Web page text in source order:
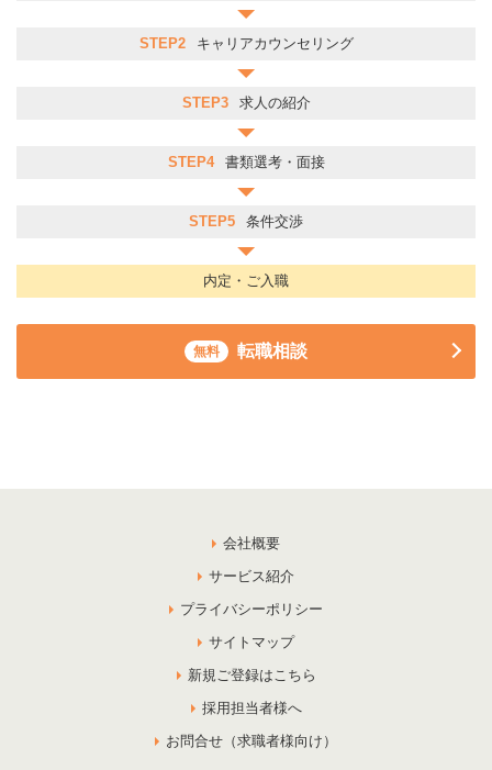
STEP2 キャリアカウンセリング
STEP3 求人の紹介
STEP4 書類選考・面接
STEP5 条件交渉
内定・ご入職
無料 転職相談
会社概要
サービス紹介
プライバシーポリシー
サイトマップ
新規ご登録はこちら
採用担当者様へ
お問合せ（求職者様向け）